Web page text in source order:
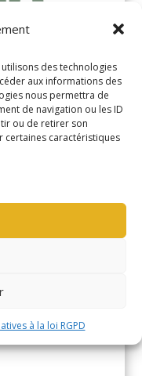
des technologies
aux informations des
nous permettra de
de navigation ou les ID
ou de retirer son
certaines caractéristiques
à la loi RGPD